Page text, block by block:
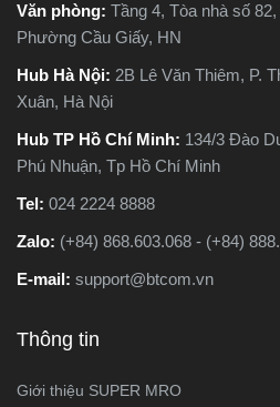
điểm và tư vấn chọn lựa
loại máy phù hợp nhất với
nhu cầu sử dụng thực tế.
Văn phòng: Tầng 4, Tòa nhà số
Phường Cầu Giấy, HN
Hub Hà Nội: 2B Lê Văn Thiêm, P.
Xuân, Hà Nội
Hub TP Hồ Chí Minh: 134/3 Đào
Phú Nhuận, Tp Hồ Chí Minh
Tel: 024 2224 8888
Zalo: (+84) 868.603.068 - (+84)
E-mail: support@btcom.vn
Thông tin
Giới thiệu SUPER MRO